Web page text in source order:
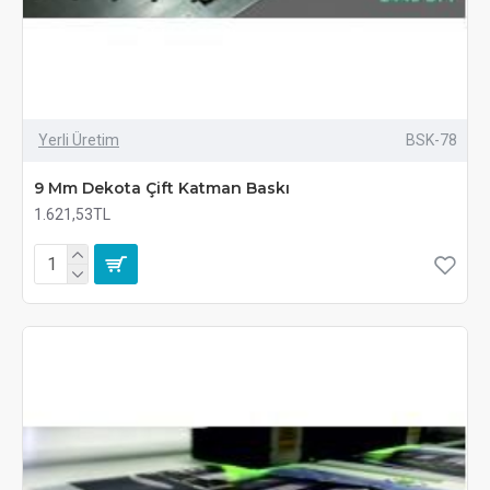
Yerli Üretim BSK-78
9 Mm Dekota Çift Katman Baskı
1.621,53TL